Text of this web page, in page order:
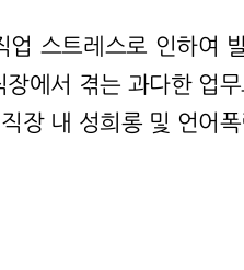
스트레스로 인하여
에서 겪는 과다한 업
장 내 성희롱 및 언어